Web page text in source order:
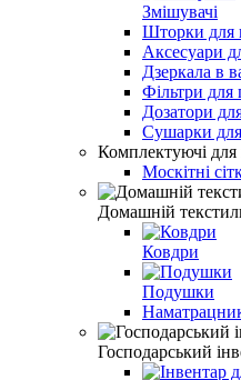
Змішувачі
Шторки для
Аксесуари
Дзеркала в
Фільтри для
Дозатори
Сушарки
Комплектуючі для
Москітні
Домашній
Ковдри
Подушки
Господарський